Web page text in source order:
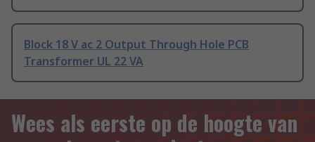
Block 18 V ac 2 Output Through Hole PCB
Transformer UL 22 VA
Wees als eerste op de hoogte van